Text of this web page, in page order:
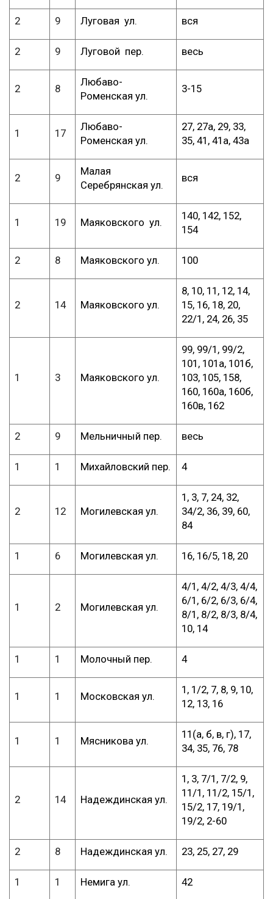
2 9 Луговая ул. вся
2 9 Луговой пер. весь
2 8
Любаво-
Роменская ул.
3-15
1 17
Любаво-
Роменская ул.
27, 27а, 29, 33,
35, 41, 41а, 43а
2 9
Малая
Серебрянская ул.
вся
1 19 Маяковского ул.
140, 142, 152,
154
2 8 Маяковского ул. 100
2 14 Маяковского ул.
8, 10, 11, 12, 14,
15, 16, 18, 20,
22/1, 24, 26, 35
1 3 Маяковского ул.
99, 99/1, 99/2,
101, 101а, 101б,
103, 105, 158,
160, 160а, 160б,
160в, 162
2 9 Мельничный пер. весь
1 1 Михайловский пер. 4
2 12 Могилевская ул.
1, 3, 7, 24, 32,
34/2, 36, 39, 60,
84
1 6 Могилевская ул. 16, 16/5, 18, 20
1 2 Могилевская ул.
4/1, 4/2, 4/3, 4/4,
6/1, 6/2, 6/3, 6/4,
8/1, 8/2, 8/3, 8/4,
10, 14
1 1 Молочный пер. 4
1 1 Московская ул.
1, 1/2, 7, 8, 9, 10,
12, 13, 16
1 1 Мясникова ул.
11(а, б, в, г), 17,
34, 35, 76, 78
2 14 Надеждинская ул.
1, 3, 7/1, 7/2, 9,
11/1, 11/2, 15/1,
15/2, 17, 19/1,
19/2, 2-60
2 8 Надеждинская ул. 23, 25, 27, 29
1 1 Немига ул. 42